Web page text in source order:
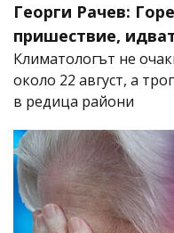
Георги Рачев:
пришествие,
Климатологът не
около 22 август, а
в редица райони